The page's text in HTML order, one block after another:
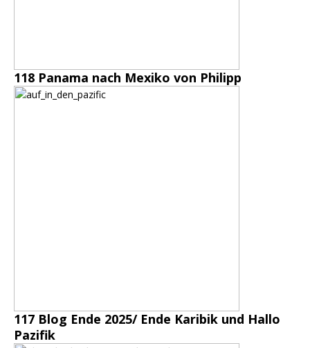
118 Panama nach Mexiko von Philipp
117 Blog Ende 2025/ Ende Karibik und Hallo
Pazifik